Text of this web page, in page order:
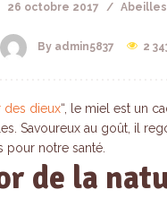
26 octobre 2017 / Abeilles
By admin5837 2
des dieux“, le miel est un
Savoureux au goût, il
pour notre santé.
de la